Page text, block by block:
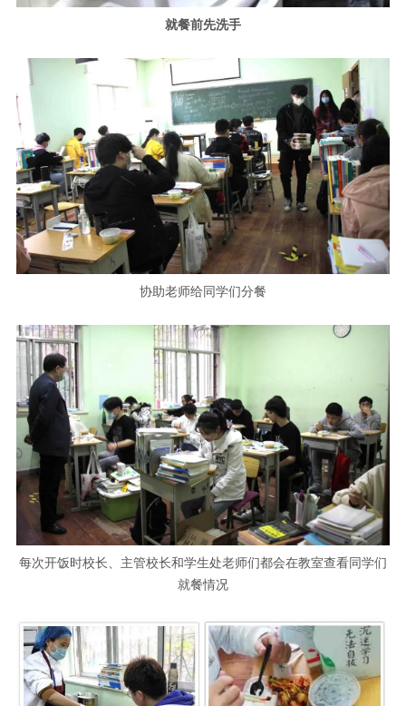
就餐前先洗手
协助老师给同学们分餐
每次开饭时校长、主管校长和学生处老师们都会在教室查看同学们
就餐情况